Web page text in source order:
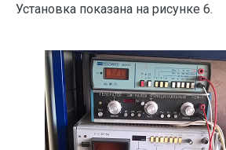
Установка показана на рисунке 6.